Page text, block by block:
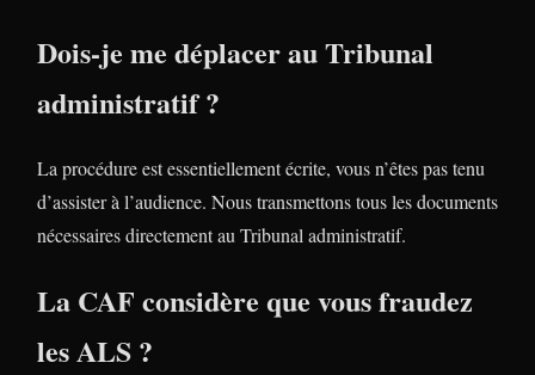
Dois-je me déplacer au Tribunal
administratif ?
La procédure est essentiellement écrite, vous n’êtes pas tenu
d’assister à l’audience. Nous transmettons tous les documents
nécessaires directement au Tribunal administratif.
La CAF considère que vous fraudez
les ALS ?